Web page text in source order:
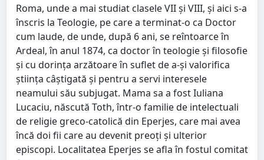
Roma, unde a mai studiat clasele VII şi VIII, şi aici s-a
înscris la Teologie, pe care a terminat-o ca Doctor
cum laude, de unde, după 6 ani, se reîntoarce în
Ardeal, în anul 1874, ca doctor în teologie şi filosofie
şi cu dorinţa arzătoare în suflet de a-şi valorifica
ştiinţa câştigată şi pentru a servi interesele
neamului său subjugat. Mama sa a fost Iuliana
Lucaciu, născută Toth, într-o familie de intelectuali
de religie greco-catolică din Eperjes, care mai avea
încă doi fii care au devenit preoţi şi ulterior
episcopi. Localitatea Eperjes se afla în fostul comitat